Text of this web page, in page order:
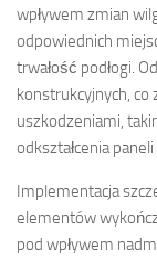
wpływem zmian
odpowiednich
trwałość podłogi.
konstrukcyjnych, co
uszkodzeniami,
odkształcenia
Implementacja
elementów
pod wpływem